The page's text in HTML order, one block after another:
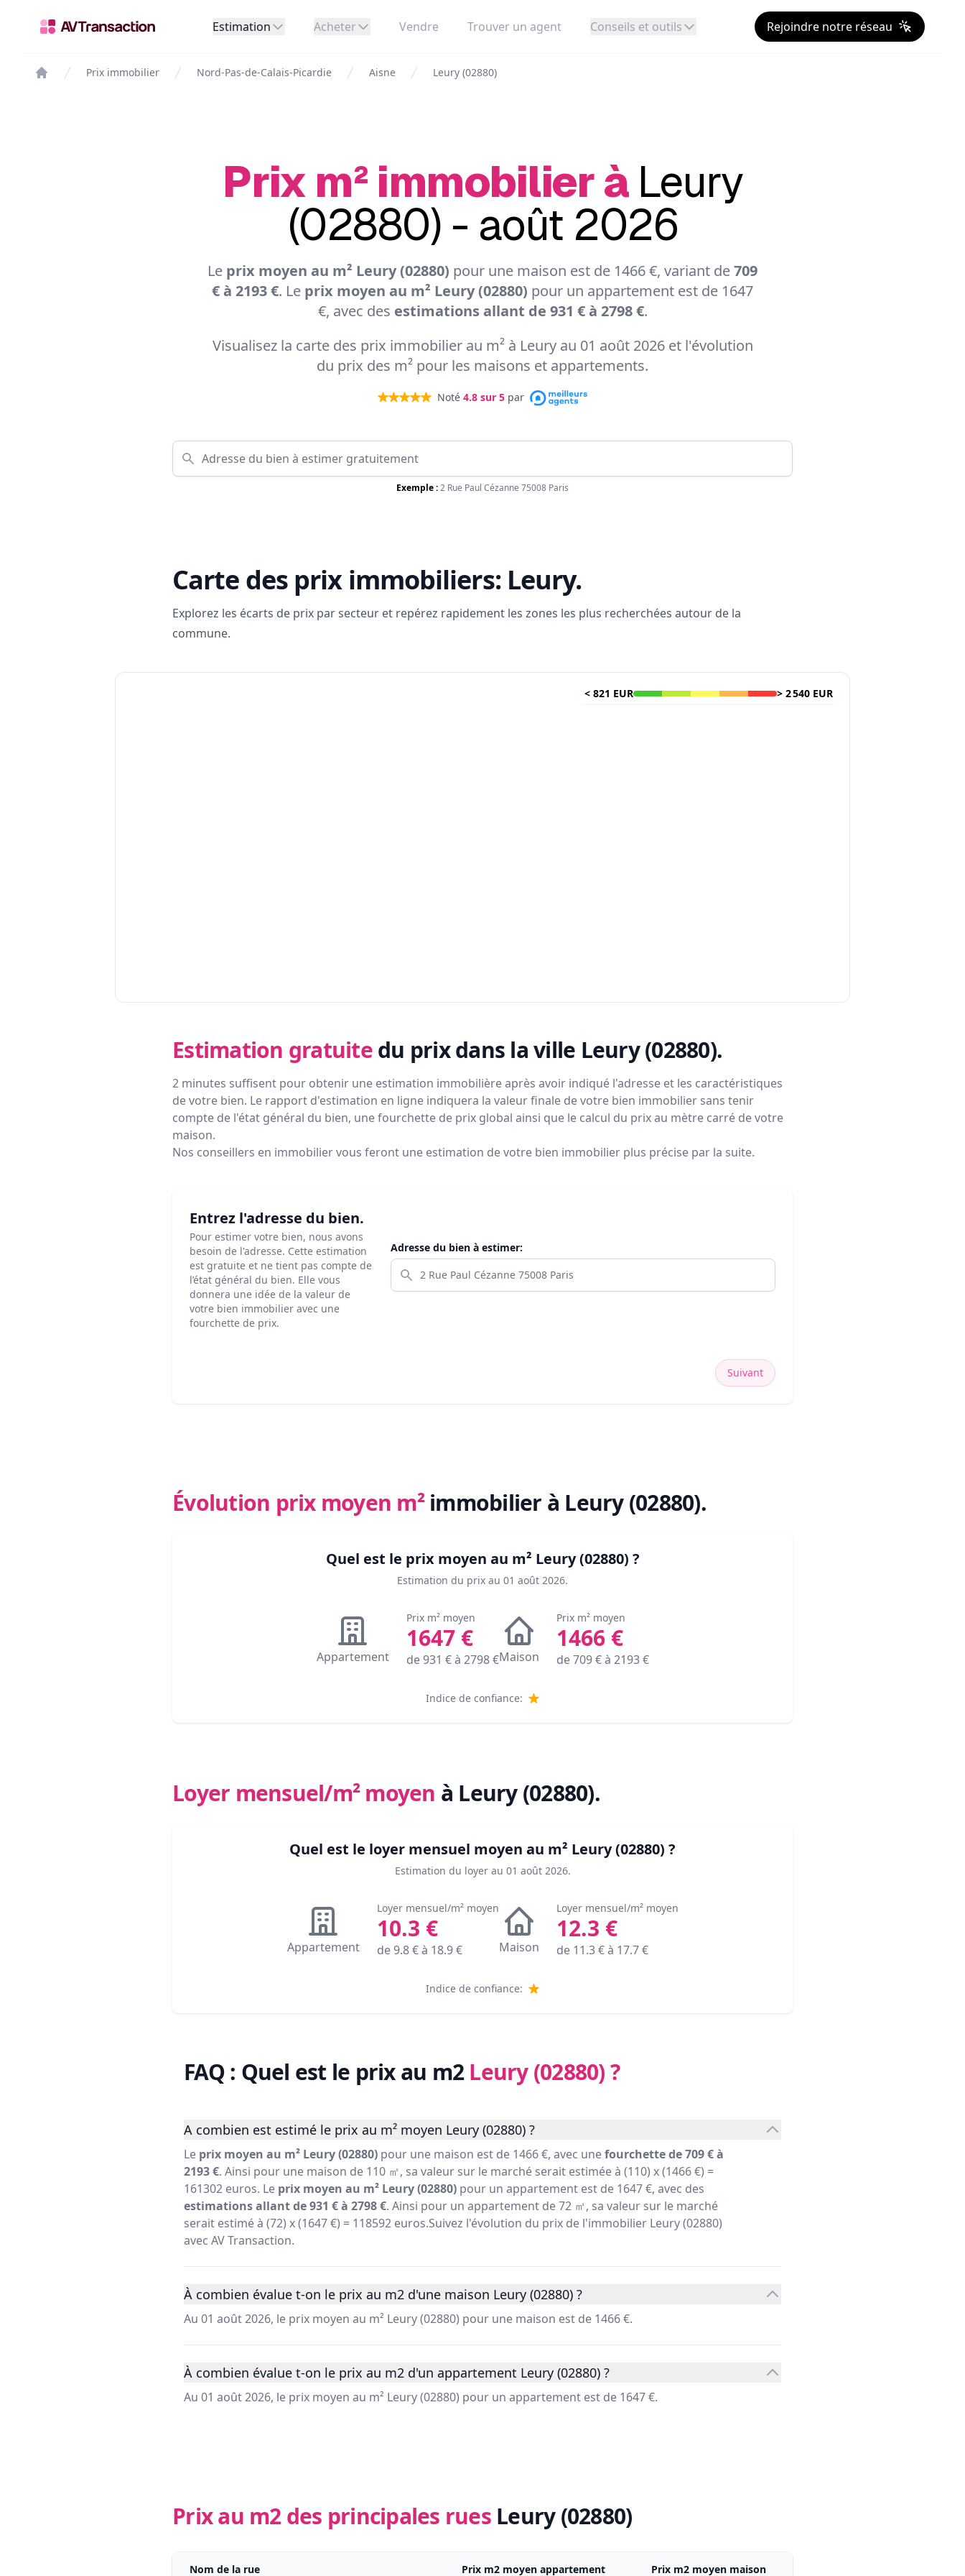
Estimation Acheter Vendre Trouver un agent Conseils et outils Rejoindre notre réseau
Prix immobilier Nord-Pas-de-Calais-Picardie Aisne Leury (02880)
Prix m² immobilier à Leury
(02880) - août 2026
Le prix moyen au m² Leury (02880) pour une maison est de 1466 €, variant de709
€ à 2193 €. Le prix moyen au m² Leury (02880) pour un appartement est de 1647
€, avec des estimations allant de 931 € à 2798 €.
Visualisez la carte des prix immobilier au m² à Leury au 01 août 2026 et l'évolution
du prix des m² pour les maisons et appartements.
Noté 4.8 sur 5 par
Exemple :2 Rue Paul Cézanne 75008 Paris
Carte des prix immobiliers: Leury.
Explorez les écarts de prix par secteur et repérez rapidement les zones les plus recherchées autour de la
commune.
< 821 EUR > 2 540 EUR
Estimation gratuite du prixdans la ville Leury (02880).
2 minutes suffisent pour obtenir une estimation immobilière après avoir indiqué l'adresse et les caractéristiques
de votre bien. Le rapport d'estimation en ligne indiquera la valeur finale de votre bien immobilier sans tenir
compte de l'état général du bien, une fourchette de prix global ainsi que le calcul du prix au mètre carré de votre
maison.
Nos conseillers en immobilier vous feront une estimation de votre bien immobilier plus précise par la suite.
Entrez l'adresse du bien.
Pour estimer votre bien, nous avons
besoin de l'adresse. Cette estimation
est gratuite et ne tient pas compte de
l’état général du bien. Elle vous
donnera une idée de la valeur de
votre bien immobilier avec une
fourchette de prix.
Adresse du bien à estimer:
Suivant
Évolution prix moyen m² immobilier à Leury (02880).
Quel est le prix moyen au m² Leury (02880) ?
Estimation du prix au 01 août 2026.
Appartement
Prix m² moyen
1647€
de931 € à 2798€Maison
Prix m² moyen
1466€
de709€ à 2193€
Indice de confiance:
Loyer mensuel/m² moyen à Leury (02880).
Quel est le loyer mensuel moyen au m² Leury (02880) ?
Estimation du loyer au 01 août 2026.
Appartement
Loyer mensuel/m² moyen
10.3 €
de9.8€ à 18.9€ Maison
Loyer mensuel/m² moyen
12.3 €
de 11.3€ à 17.7€
Indice de confiance:
FAQ : Quel est le prix au m2Leury (02880)?
A combien est estimé le prix au m² moyen Leury (02880) ?
Le prix moyen au m² Leury (02880) pour une maison est de 1466 €, avec unefourchette de 709 € à
2193 €. Ainsi pour une maison de 110 ㎡, sa valeur sur le marché serait estimée à (110) x (1466 €) =
161302 euros. Le prix moyen au m² Leury (02880) pour un appartement est de 1647 €, avec des
estimations allant de 931 € à 2798 €. Ainsi pour un appartement de 72 ㎡, sa valeur sur le marché
serait estimé à (72) x (1647 €) = 118592 euros.Suivez l'évolution du prix de l'immobilier Leury (02880)
avec AV Transaction.
À combien évalue t-on le prix au m2 d'une maison Leury (02880) ?
Au 01 août 2026, le prix moyen au m² Leury (02880) pour une maison est de 1466 €.
À combien évalue t-on le prix au m2 d'un appartement Leury (02880) ?
Au 01 août 2026, le prix moyen au m² Leury (02880) pour un appartement est de 1647 €.
Prix au m2 des principales rues Leury (02880)
Nom de la rue Prix m2 moyen appartement Prix m2 moyen maison